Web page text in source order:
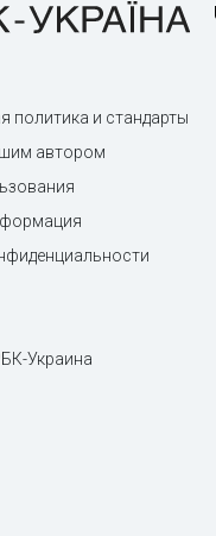
политика и стандарты
автором
Украина